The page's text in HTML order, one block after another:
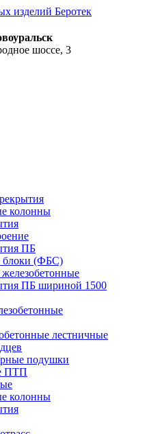
шоссе, 3
колонны
ПБ
блоки (ФБС)
ПБ шириной 1500
лестничные
подушки
ПТП
колонны